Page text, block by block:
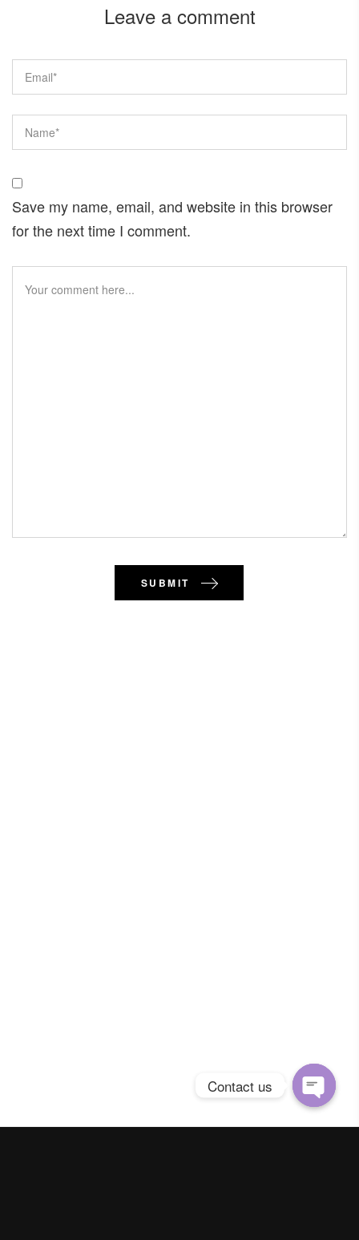
Leave a comment
Save my name, email, and website in this browser
for the next time I comment.
Contact us